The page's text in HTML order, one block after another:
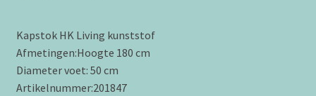
Kapstok HK Living kunststof
Afmetingen:Hoogte 180 cm
Diameter voet: 50 cm
Artikelnummer:201847